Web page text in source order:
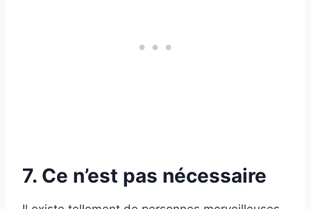
7. Ce n’est pas nécessaire